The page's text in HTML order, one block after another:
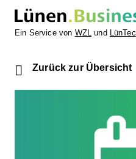
Ein Service von WZL und LünTec
Zurück zur Übersicht